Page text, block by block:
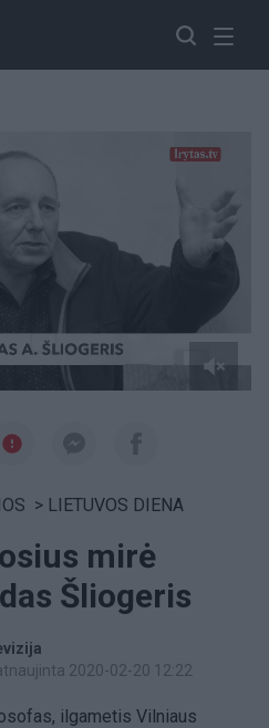
> LIETUVOS DIENA
mirė
Šliogeris
2020-02-20 12:22
ilgametis Vilniaus